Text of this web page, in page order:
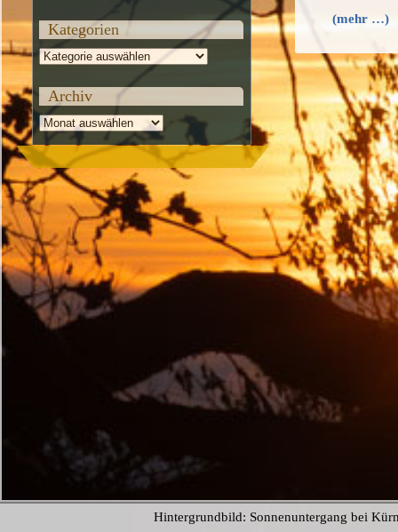
(mehr …)
Kategorien
Kategorien
Archiv
Archiv
Hintergrundbild: Sonnenuntergang bei